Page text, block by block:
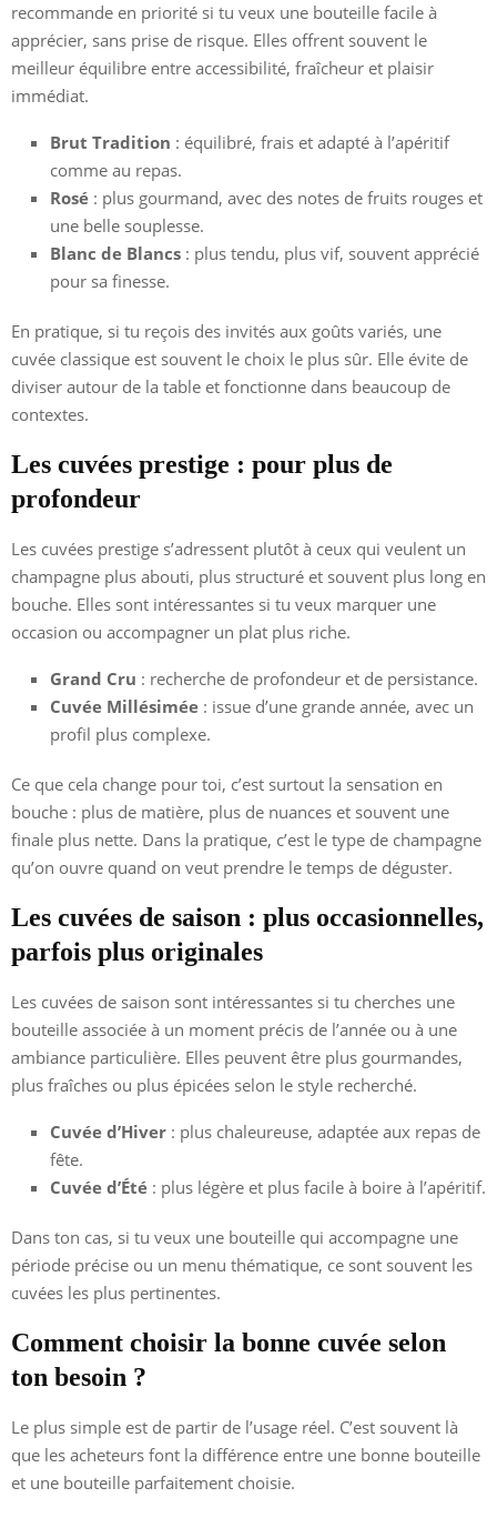
recommande en priorité si tu veux une bouteille facile à
apprécier, sans prise de risque. Elles offrent souvent le
meilleur équilibre entre accessibilité, fraîcheur et plaisir
immédiat.
Brut Tradition : équilibré, frais et adapté à l’apéritif
comme au repas.
Rosé : plus gourmand, avec des notes de fruits rouges et
une belle souplesse.
Blanc de Blancs : plus tendu, plus vif, souvent apprécié
pour sa finesse.
En pratique, si tu reçois des invités aux goûts variés, une
cuvée classique est souvent le choix le plus sûr. Elle évite de
diviser autour de la table et fonctionne dans beaucoup de
contextes.
Les cuvées prestige : pour plus de
profondeur
Les cuvées prestige s’adressent plutôt à ceux qui veulent un
champagne plus abouti, plus structuré et souvent plus long en
bouche. Elles sont intéressantes si tu veux marquer une
occasion ou accompagner un plat plus riche.
Grand Cru : recherche de profondeur et de persistance.
Cuvée Millésimée : issue d’une grande année, avec un
profil plus complexe.
Ce que cela change pour toi, c’est surtout la sensation en
bouche : plus de matière, plus de nuances et souvent une
finale plus nette. Dans la pratique, c’est le type de champagne
qu’on ouvre quand on veut prendre le temps de déguster.
Les cuvées de saison : plus occasionnelles,
parfois plus originales
Les cuvées de saison sont intéressantes si tu cherches une
bouteille associée à un moment précis de l’année ou à une
ambiance particulière. Elles peuvent être plus gourmandes,
plus fraîches ou plus épicées selon le style recherché.
Cuvée d’Hiver : plus chaleureuse, adaptée aux repas de
fête.
Cuvée d’Été : plus légère et plus facile à boire à l’apéritif.
Dans ton cas, si tu veux une bouteille qui accompagne une
période précise ou un menu thématique, ce sont souvent les
cuvées les plus pertinentes.
Comment choisir la bonne cuvée selon
ton besoin ?
Le plus simple est de partir de l’usage réel. C’est souvent là
que les acheteurs font la différence entre une bonne bouteille
et une bouteille parfaitement choisie.